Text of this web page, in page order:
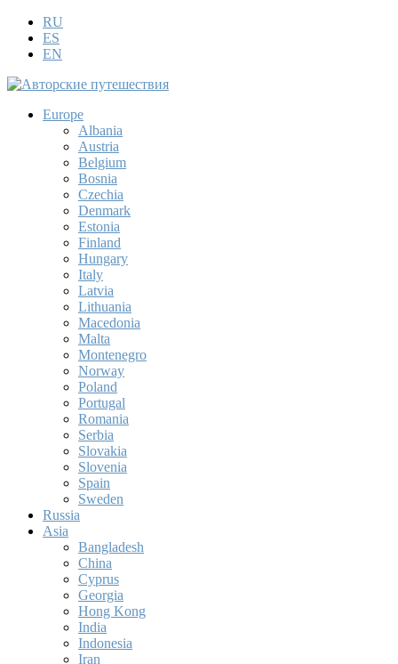
RU
ES
EN
Europe
Albania
Austria
Belgium
Bosnia
Czechia
Denmark
Estonia
Finland
Hungary
Italy
Latvia
Lithuania
Macedonia
Malta
Montenegro
Norway
Poland
Portugal
Romania
Serbia
Slovakia
Slovenia
Spain
Sweden
Russia
Asia
Bangladesh
China
Cyprus
Georgia
Hong Kong
India
Indonesia
Iran